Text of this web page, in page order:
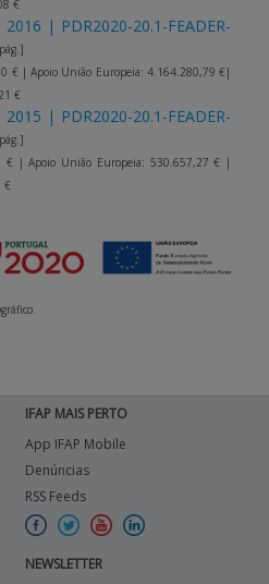
€
| PDR2020-20.1-FEADER-
€ | Apoio União Europeia: 4.164.280,79 €|
€
| PDR2020-20.1-FEADER-
€ | Apoio União Europeia: 530.657,27 € |
€
IFAP MAIS PERTO
App IFAP Mobile
Denúncias
RSS Feeds
NEWSLETTER